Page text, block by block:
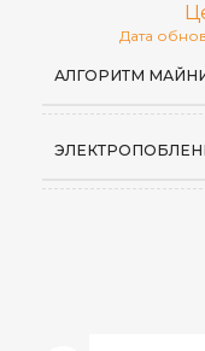
Дата
АЛГОРИТМ